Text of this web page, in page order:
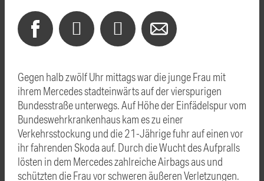
Gegen halb zwölf Uhr mittags war die junge Frau mit
ihrem Mercedes stadteinwärts auf der vierspurigen
Bundesstraße unterwegs. Auf Höhe der Einfädelspur vom
Bundeswehrkrankenhaus kam es zu einer
Verkehrsstockung und die 21-Jährige fuhr auf einen vor
ihr fahrenden Skoda auf. Durch die Wucht des Aufpralls
lösten in dem Mercedes zahlreiche Airbags aus und
schützten die Frau vor schweren äußeren Verletzungen.